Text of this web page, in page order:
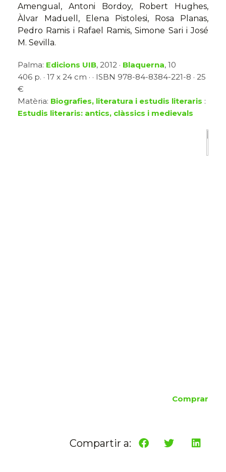
Amengual, Antoni Bordoy, Robert Hughes,
Àlvar Maduell, Elena Pistolesi, Rosa Planas,
Pedro Ramis i Rafael Ramis, Simone Sari i José
M. Sevilla.
Palma: Edicions UIB, 2012 · Blaquerna, 10
406 p. · 17 x 24 cm · · ISBN 978-84-8384-221-8 · 25
€
Matèria: Biografies, literatura i estudis literaris :
Estudis literaris: antics, clàssics i medievals
Comprar
Compartir a: